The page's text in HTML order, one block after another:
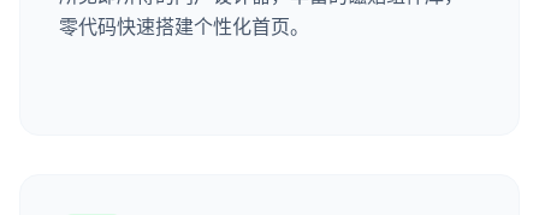
零代码快速搭建个性化首页。